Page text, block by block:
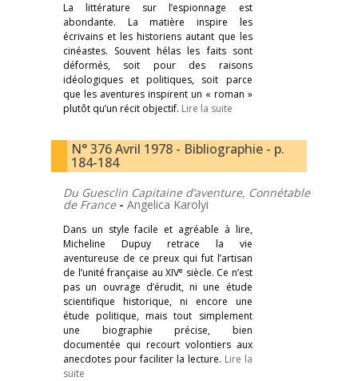
La littérature sur l’espionnage est
abondante. La matière inspire les
écrivains et les historiens autant que les
cinéastes. Souvent hélas les faits sont
déformés, soit pour des raisons
idéologiques et politiques, soit parce
que les aventures inspirent un « roman »
plutôt qu’un récit objectif. Lire la suite
N° 376 Avril 1978 - Bibliographie - p.
184-184
Du Guesclin Capitaine d’aventure, Connétable
de France - Angelica Karolyi
Dans un style facile et agréable à lire,
Micheline Dupuy retrace la vie
aventureuse de ce preux qui fut l’artisan
de l’unité française au XIVe siècle. Ce n’est
pas un ouvrage d’érudit, ni une étude
scientifique historique, ni encore une
étude politique, mais tout simplement
une biographie précise, bien
documentée qui recourt volontiers aux
anecdotes pour faciliter la lecture. Lire la
suite